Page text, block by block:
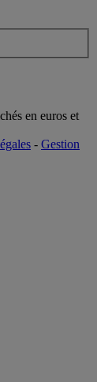
en euros et
- Gestion